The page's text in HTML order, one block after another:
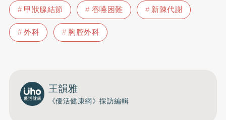
甲狀腺結節 吞嚥困難
新陳代謝
外科
胸腔外科
王韻雅
《優活健康網》採訪編輯